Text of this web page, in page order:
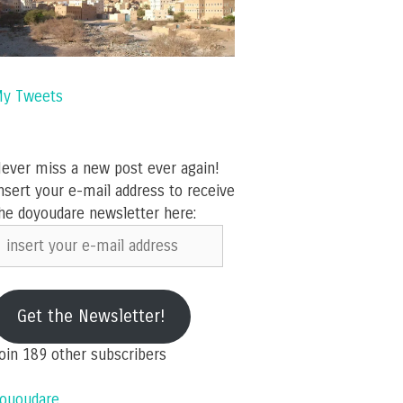
Tweets
miss a new post ever again!
your e-mail address to receive
doyoudare newsletter here:
insert
your
Get the Newsletter!
189 other subscribers